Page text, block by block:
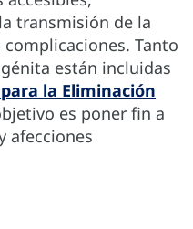
transmisión de la
Tanto
están incluidas
la Eliminación
es poner fin a
afecciones